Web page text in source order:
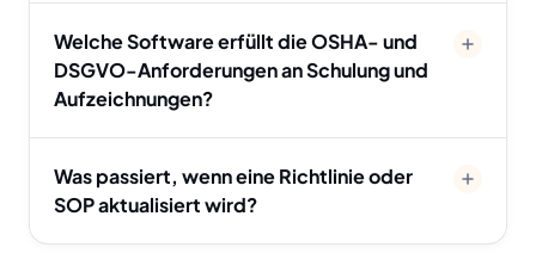
Welche Software erfüllt die OSHA- und
DSGVO-Anforderungen an Schulung und
Aufzeichnungen?
Was passiert, wenn eine Richtlinie oder
SOP aktualisiert wird?